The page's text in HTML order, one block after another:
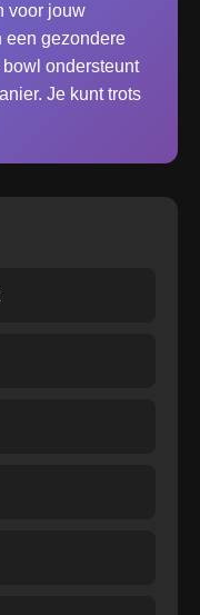
voor jouw
een gezondere
ondersteunt
Je kunt trots